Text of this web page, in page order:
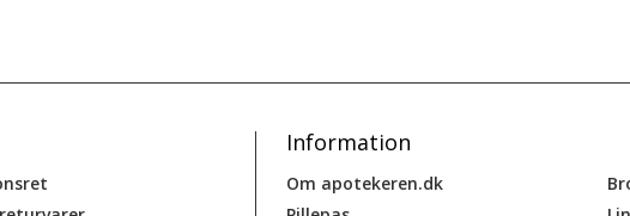
Information
Om apotekeren.dk